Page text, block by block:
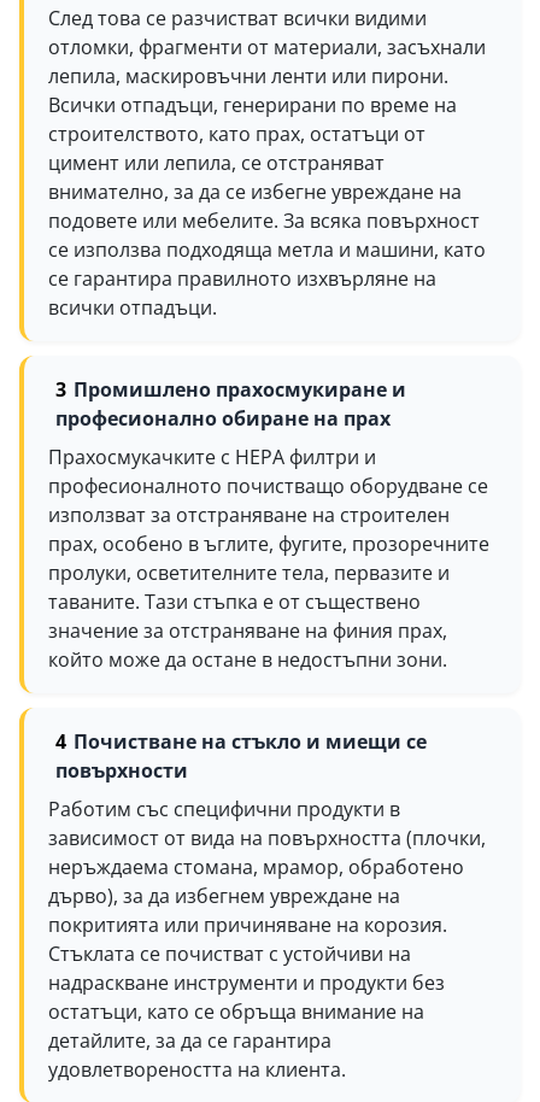
След това се разчистват всички видими
отломки, фрагменти от материали, засъхнали
лепила, маскировъчни ленти или пирони.
Всички отпадъци, генерирани по време на
строителството, като прах, остатъци от
цимент или лепила, се отстраняват
внимателно, за да се избегне увреждане на
подовете или мебелите. За всяка повърхност
се използва подходяща метла и машини, като
се гарантира правилното изхвърляне на
всички отпадъци.
Промишлено прахосмукиране и
професионално обиране на прах
Прахосмукачките с HEPA филтри и
професионалното почистващо оборудване се
използват за отстраняване на строителен
прах, особено в ъглите, фугите, прозоречните
пролуки, осветителните тела, первазите и
таваните. Тази стъпка е от съществено
значение за отстраняване на финия прах,
който може да остане в недостъпни зони.
Почистване на стъкло и миещи се
повърхности
Работим със специфични продукти в
зависимост от вида на повърхността (плочки,
неръждаема стомана, мрамор, обработено
дърво), за да избегнем увреждане на
покритията или причиняване на корозия.
Стъклата се почистват с устойчиви на
надраскване инструменти и продукти без
остатъци, като се обръща внимание на
детайлите, за да се гарантира
удовлетвореността на клиента.